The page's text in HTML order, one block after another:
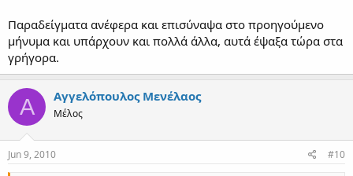
Παραδείγματα ανέφερα και επισύναψα στο προηγούμενο
μήνυμα και υπάρχουν και πολλά άλλα, αυτά έψαξα τώρα στα
γρήγορα.
Α Αγγελόπουλος Μενέλαος
Μέλος
Jun 9, 2010 #10